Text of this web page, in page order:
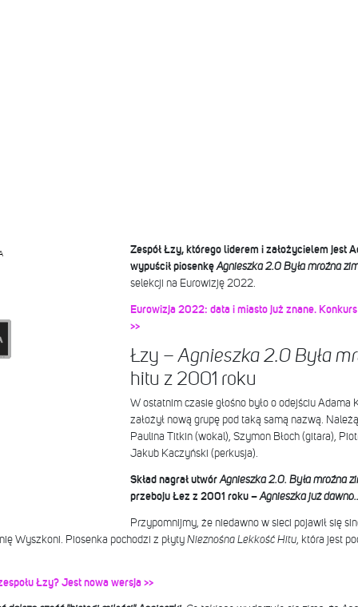
Zespół Łzy, którego liderem i założycielem jest
wypuścił piosenkęAgnieszka 2.0 Była mroźna
selekcji na Eurowizję 2022.
Eurowizja 2022: data i miasto już znane.
>>
Łzy –Agnieszka 2.0 Była
hitu z 2001 roku
W ostatnim czasie głośno było o odejściu Adama
założył nową grupę pod taką samą nazwą.
Paulina Titkin (wokal), Szymon Błoch (gitara),
Jakub Kaczyński (perkusja).
Skład nagrał utwórAgnieszka 2.0. Była mroźna
przeboju Łez z 2001 roku –Agnieszka już
Przypomnijmy, że niedawno w sieci pojawił się
Wyszkoni. Piosenka pochodzi z płyty Nieznośna Lekkość Hitu, która jest
Łzy? Jest nowa wersja >>